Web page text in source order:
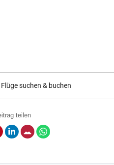
Flüge suchen & buchen
teilen
PinterestLinkedInE-Mail